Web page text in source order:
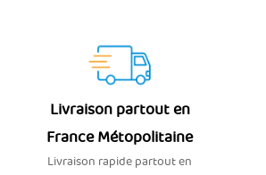
Livraison partout en
France Métopolitaine
Livraison rapide partout en